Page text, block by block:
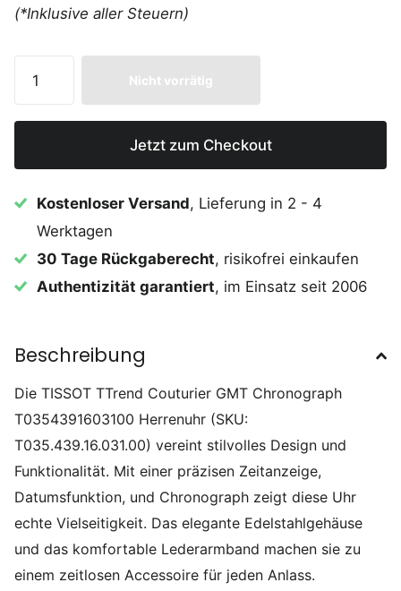
(*Inklusive aller Steuern)
Nicht vorrätig
Jetzt zum Checkout
Kostenloser Versand, Lieferung in 2 - 4
Werktagen
30 Tage Rückgaberecht, risikofrei einkaufen
Authentizität garantiert, im Einsatz seit 2006
Beschreibung
Die TISSOT TTrend Couturier GMT Chronograph
T0354391603100 Herrenuhr (SKU:
T035.439.16.031.00) vereint stilvolles Design und
Funktionalität. Mit einer präzisen Zeitanzeige,
Datumsfunktion, und Chronograph zeigt diese Uhr
echte Vielseitigkeit. Das elegante Edelstahlgehäuse
und das komfortable Lederarmband machen sie zu
einem zeitlosen Accessoire für jeden Anlass.